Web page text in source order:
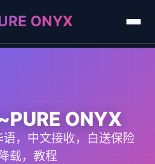
ONYX
ONYX
，中文接收，白送保险
载，教程